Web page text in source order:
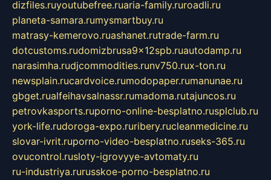
dizfiles.ruyoutubefree.ruaria-family.ruroadli.ru
planeta-samara.rumysmartbuy.ru
matrasy-kemerovo.ruashanet.rutrade-farm.ru
dotcustoms.rudomizbrusa9x12spb.ruautodamp.ru
narasimha.rudjcommodities.runv750.rux-ton.ru
newsplain.rucardvoice.rumodopaper.rumanunae.ru
gbget.rualfeihavsalnassr.rumadoma.rutajuncos.ru
petrovkasports.ruporno-online-besplatno.rusplclub.ru
york-life.rudoroga-expo.ruribery.rucleanmedicine.ru
slovar-ivrit.ruporno-video-besplatno.ruseks-365.ru
ovucontrol.rusloty-igrovyye-avtomaty.ru
ru-industriya.rurusskoe-porno-besplatno.ru